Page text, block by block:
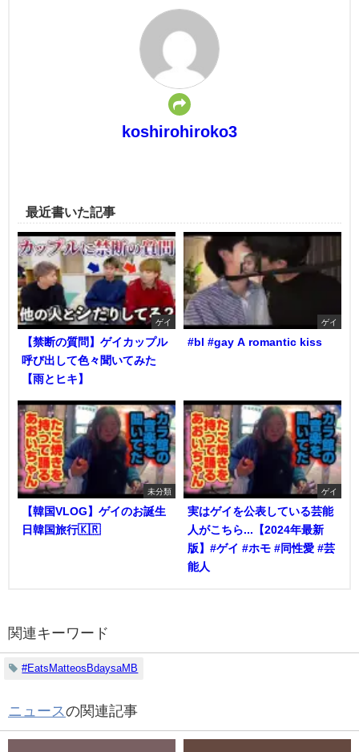
koshirohiroko3
最近書いた記事
ゲイ
【禁断の質問】ゲイカップル
呼び出して色々聞いてみた
【雨とヒキ】
ゲイ
#bl #gay A romantic kiss
未分類
【韓国VLOG】ゲイのお誕生
日韓国旅行🇰🇷
ゲイ
実はゲイを公表している芸能
人がこちら...【2024年最新
版】#ゲイ #ホモ #同性愛 #芸
能人
関連キーワード
#EatsMatteosBdaysaMB
ニュースの関連記事